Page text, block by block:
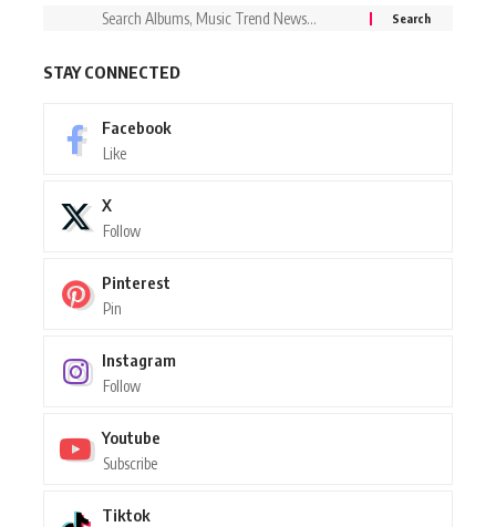
STAY CONNECTED
Facebook
Like
X
Follow
Pinterest
Pin
Instagram
Follow
Youtube
Subscribe
Tiktok